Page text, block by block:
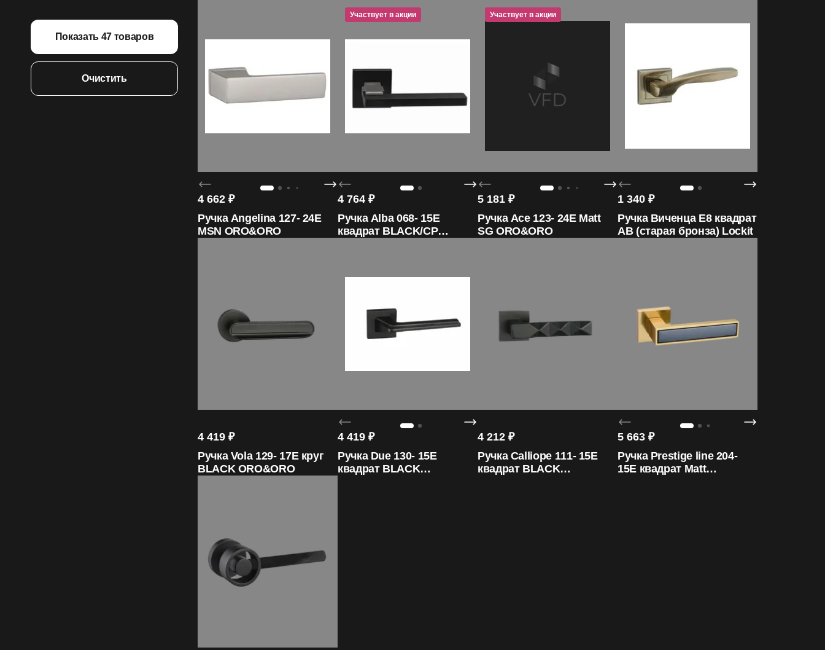
Показать 47 товаров
Очистить
4 662 ₽
Ручка Angelina 127- 24E
MSN ORO&ORO
Участвует в акции Участвует в акции
4 764 ₽
Ручка Alba 068- 15E
квадрат BLACK/CP
Участвует в акции
5 181 ₽
Ручка Ace 123- 24E Matt
SG ORO&ORO
1 340 ₽
Ручка Виченца E8 квадрат
AB (старая бронза) Lockit
4 419 ₽
Ручка Vola 129- 17E круг
BLACK ORO&ORO
4 419 ₽
Ручка Due 130- 15E
квадрат BLACK
4 212 ₽
Ручка Calliope 111- 15E
квадрат BLACK
5 663 ₽
Ручка Prestige line 204-
15E квадрат Matt